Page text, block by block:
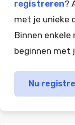
registreren?
met je unieke
Binnen
beginnen met
Nu